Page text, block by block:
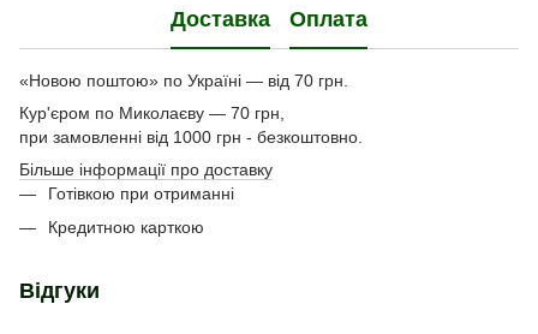
Доставка Оплата
«Новою поштою» по Україні — від 70 грн.
Кур'єром по Миколаєву — 70 грн,
при замовленні від 1000 грн - безкоштовно.
Більше інформації про доставку
Готівкою при отриманні
Кредитною карткою
Відгуки